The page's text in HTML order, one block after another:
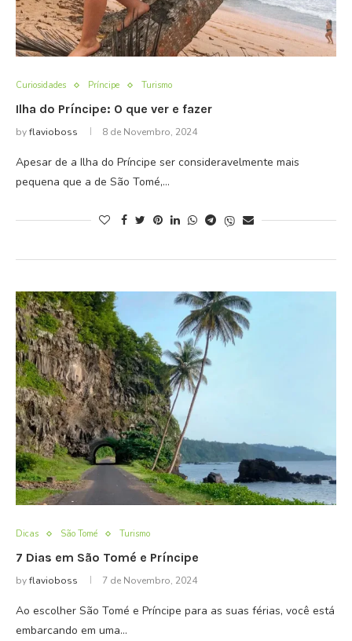
Curiosidades Príncipe Turismo
Ilha do Príncipe: O que ver e fazer
byflavioboss 8 de Novembro, 2024
Apesar de a Ilha do Príncipe ser consideravelmente mais
pequena que a de São Tomé,…
Dicas São Tomé Turismo
7 Dias em São Tomé e Príncipe
byflavioboss 7 de Novembro, 2024
Ao escolher São Tomé e Príncipe para as suas férias, você está
embarcando em uma…